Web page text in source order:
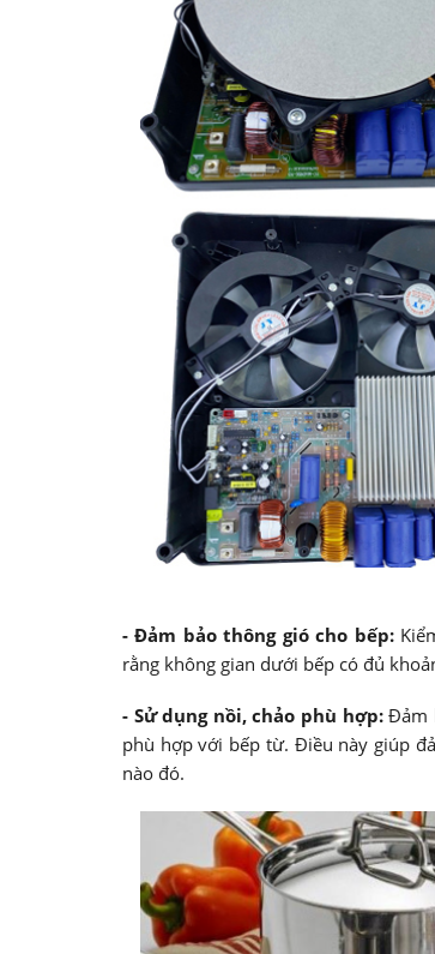
- Đảm bảo thông gió cho bếp:
rằng không gian dưới bếp có đủ
- Sử dụng nồi, chảo phù hợp:Đảm
phù hợp với bếp từ. Điều này giúp
nào đó.